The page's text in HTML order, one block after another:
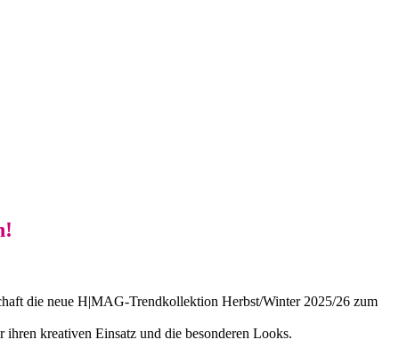
die neue H|MAG-Trendkollektion Herbst/Winter 2025/26 zum
kreativen Einsatz und die besonderen Looks.